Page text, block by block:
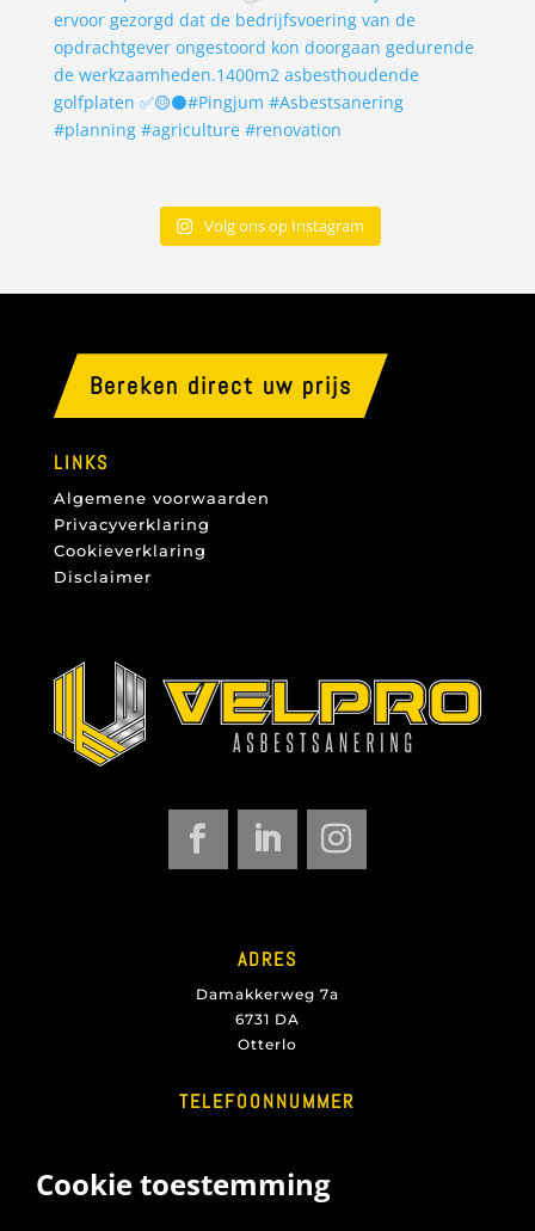
Volg ons op Instagram
Bereken direct uw prijs
LINKS
Algemene voorwaarden
Privacyverklaring
Cookieverklaring
Disclaimer
ADRES
Damakkerweg 7a
6731 DA
Otterlo
TELEFOONNUMMER
E-MAIL